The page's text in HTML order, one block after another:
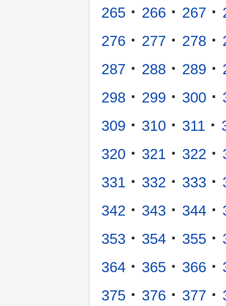
265 · 266 · 267 ·
276 · 277 · 278 ·
287 · 288 · 289 ·
298 · 299 · 300 ·
309 · 310 · 311 ·
320 · 321 · 322 ·
331 · 332 · 333 ·
342 · 343 · 344 ·
353 · 354 · 355 ·
364 · 365 · 366 ·
375 · 376 · 377 ·